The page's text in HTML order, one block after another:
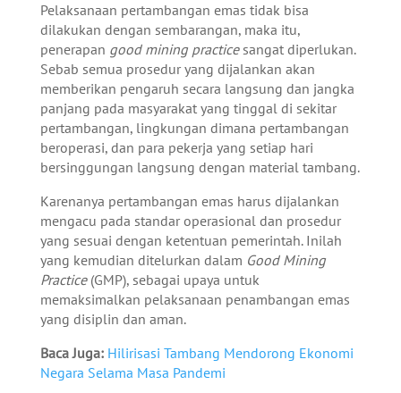
Pelaksanaan pertambangan emas tidak bisa
dilakukan dengan sembarangan, maka itu,
penerapan good mining practicesangat diperlukan.
Sebab semua prosedur yang dijalankan akan
memberikan pengaruh secara langsung dan jangka
panjang pada masyarakat yang tinggal di sekitar
pertambangan, lingkungan dimana pertambangan
beroperasi, dan para pekerja yang setiap hari
bersinggungan langsung dengan material tambang.
Karenanya pertambangan emas harus dijalankan
mengacu pada standar operasional dan prosedur
yang sesuai dengan ketentuan pemerintah. Inilah
yang kemudian ditelurkan dalam Good Mining
Practice(GMP), sebagai upaya untuk
memaksimalkan pelaksanaan penambangan emas
yang disiplin dan aman.
Baca Juga: Hilirisasi Tambang Mendorong Ekonomi
Negara Selama Masa Pandemi